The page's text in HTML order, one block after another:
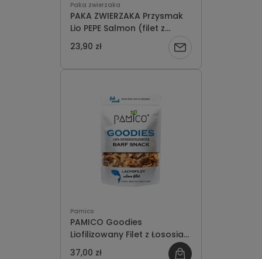
Paka zwierzaka
PAKA ZWIERZAKA Przysmak
Lio PEPE Salmon (filet z
łososia) 60g
23,90 zł
Powiadom
o
Pamico
PAMICO Goodies
Liofilizowany Filet z Łososia
50g
37,00 zł